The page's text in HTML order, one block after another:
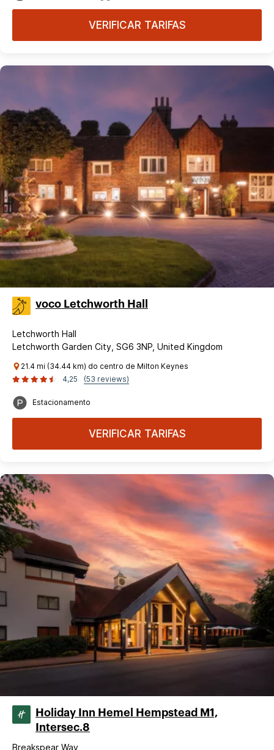
VERIFICAR TARIFAS
voco Letchworth Hall
Letchworth Hall
Letchworth Garden City, SG6 3NP, United Kingdom
21.4 mi (34.44 km) do centro de Milton Keynes
4,25
(53 reviews)
Estacionamento
VERIFICAR TARIFAS
Holiday Inn Hemel Hempstead M1,
Intersec.8
Breakspear Way